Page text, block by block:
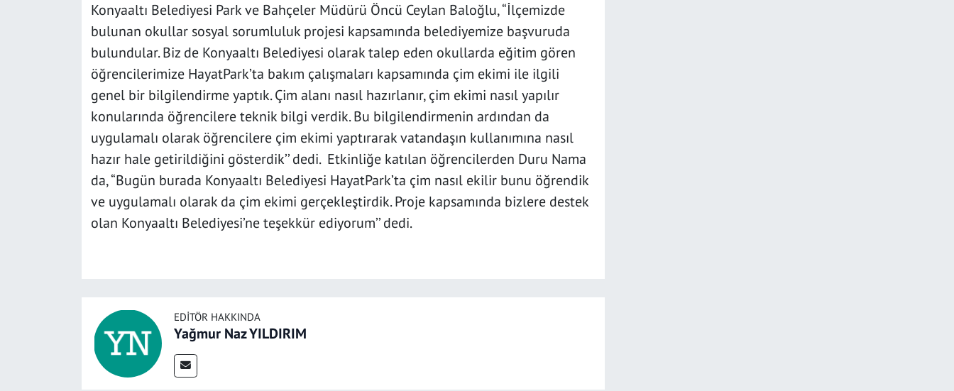
Konyaaltı Belediyesi Park ve Bahçeler Müdürü Öncü Ceylan Baloğlu, “İlçemizde
bulunan okullar sosyal sorumluluk projesi kapsamında belediyemize başvuruda
bulundular. Biz de Konyaaltı Belediyesi olarak talep eden okullarda eğitim gören
öğrencilerimize HayatPark’ta bakım çalışmaları kapsamında çim ekimi ile ilgili
genel bir bilgilendirme yaptık. Çim alanı nasıl hazırlanır, çim ekimi nasıl yapılır
konularında öğrencilere teknik bilgi verdik. Bu bilgilendirmenin ardından da
uygulamalı olarak öğrencilere çim ekimi yaptırarak vatandaşın kullanımına nasıl
hazır hale getirildiğini gösterdik’’ dedi. Etkinliğe katılan öğrencilerden Duru Nama
da, “Bugün burada Konyaaltı Belediyesi HayatPark’ta çim nasıl ekilir bunu öğrendik
ve uygulamalı olarak da çim ekimi gerçekleştirdik. Proje kapsamında bizlere destek
olan Konyaaltı Belediyesi’ne teşekkür ediyorum’’ dedi.
EDITÖR HAKKINDA
Yağmur Naz YILDIRIM